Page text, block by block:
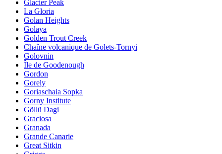
Glacier Peak
La Gloria
Golan Heights
Golaya
Golden Trout Creek
Chaîne volcanique de Golets-Tornyi
Golovnin
Île de Goodenough
Gordon
Gorely
Goriaschaia Sopka
Gorny Institute
Göllü Dagi
Graciosa
Granada
Grande Canarie
Great Sitkin